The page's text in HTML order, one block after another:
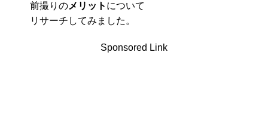
前撮りのメリット について
リサーチしてみました。
Sponsored Link